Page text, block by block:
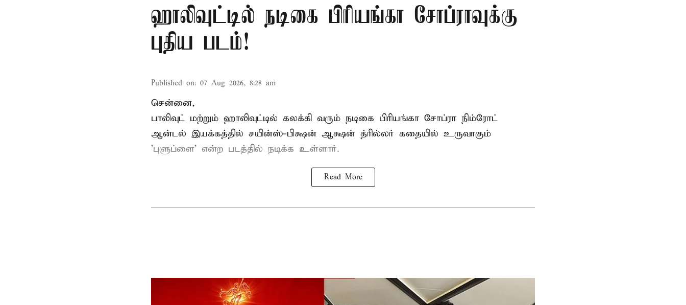
ஹாலிவுட்டில் நடிகை பிரியங்கா சோப்ராவுக்கு
புதிய படம்!
Published on: 07 Aug 2026, 8:28 am
சென்னை,
பாலிவுட் மற்றும் ஹாலிவுட்டில் கலக்கி வரும் நடிகை பிரியங்கா சோப்ரா நிம்ரோட்
ஆன்டல் இயக்கத்தில் சயின்ஸ்-பிக்ஷன் ஆக்ஷன் த்ரில்லர் கதையில் உருவாகும்
'புளுப்ளை' என்ற படத்தில் நடிக்க உள்ளார்.
Read More